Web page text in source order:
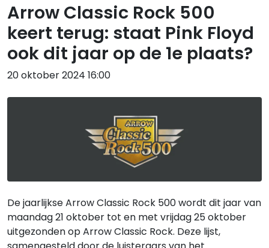
Arrow Classic Rock 500
keert terug: staat Pink Floyd
ook dit jaar op de 1e plaats?
20 oktober 2024 16:00
De jaarlijkse Arrow Classic Rock 500 wordt dit jaar van
maandag 21 oktober tot en met vrijdag 25 oktober
uitgezonden op Arrow Classic Rock. Deze lijst,